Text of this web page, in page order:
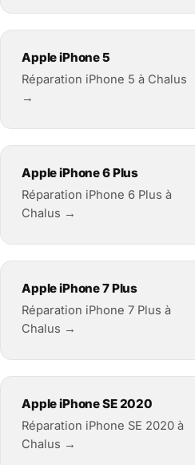
Apple iPhone 5
Réparation iPhone 5 à Chalus
→
Apple iPhone 6 Plus
Réparation iPhone 6 Plus à
Chalus →
Apple iPhone 7 Plus
Réparation iPhone 7 Plus à
Chalus →
Apple iPhone SE 2020
Réparation iPhone SE 2020 à
Chalus →